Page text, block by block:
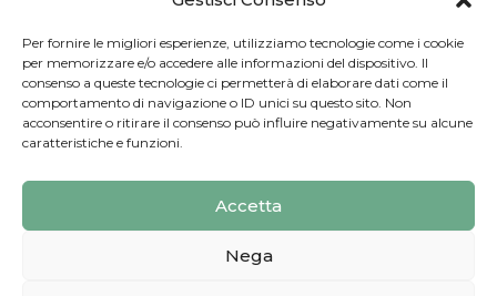
Per fornire le migliori esperienze, utilizziamo tecnologie come i cookie
per memorizzare e/o accedere alle informazioni del dispositivo. Il
consenso a queste tecnologie ci permetterà di elaborare dati come il
comportamento di navigazione o ID unici su questo sito. Non
acconsentire o ritirare il consenso può influire negativamente su alcune
caratteristiche e funzioni.
Accetta
Nega
Copyright © 2025 Pavimento Pelvico Italia beAPPI srl |
Indirizzo: Via Cassia 1827 Int. A, 00123 Roma (RM) |
P.IVA: 16569171008 | Email PEC:
pavimentopelvicoitalia@pec.it | Codice Univoco: